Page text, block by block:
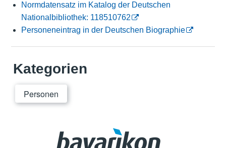
Normdatensatz im Katalog der Deutschen
Nationalbibliothek: 118510762
Personeneintrag in der Deutschen Biographie
Kategorien
Personen